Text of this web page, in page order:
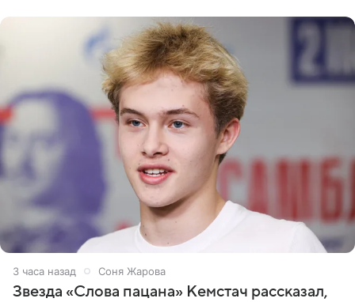
3 часа назад Соня Жарова
Звезда «Слова пацана» Кемстач рассказал,